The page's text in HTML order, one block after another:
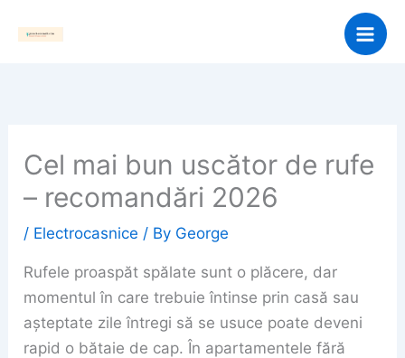
Cel mai bun uscător de rufe
– recomandări 2026
/ Electrocasnice / By George
Rufele proaspăt spălate sunt o plăcere, dar
momentul în care trebuie întinse prin casă sau
așteptate zile întregi să se usuce poate deveni
rapid o bătaie de cap. În apartamentele fără